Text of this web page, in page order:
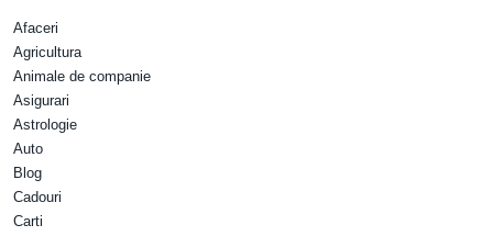
Afaceri
Agricultura
Animale de companie
Asigurari
Astrologie
Auto
Blog
Cadouri
Carti